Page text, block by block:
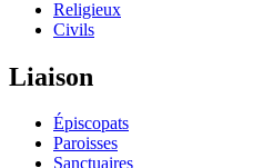
Religieux
Civils
Liaison
Épiscopats
Paroisses
Sanctuaires